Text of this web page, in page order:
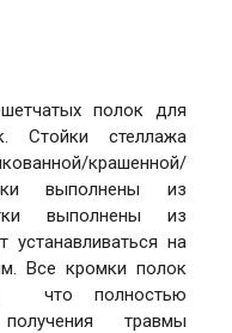
полок для
Стойки стеллажа
крашенной/
выполнены из
выполнены из
устанавливаться на
Все кромки полок
что полностью
травмы